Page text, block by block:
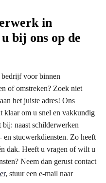
in
bij ons op de
bedrijf voor binnen
of omstreken? Zoek niet
het juiste adres! Ons
klaar om u snel en vakkundig
naast schilderwerken
en stucwerkdiensten. Zo heeft
dak. Heeft u vragen of wilt u
Neem dan gerust contact
, stuur een e-mail naar